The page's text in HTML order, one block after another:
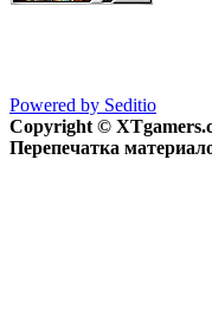
Powered by Seditio
Copyright ©
Перепечатка